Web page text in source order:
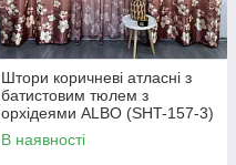
Штори коричневі атласні з
батистовим тюлем з
орхідеями ALBO (SHT-157-3)
В наявності